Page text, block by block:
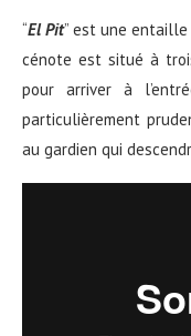
“El Pit” est une
cénote est situé à
pour arriver à
particulièrement
au gardien qui